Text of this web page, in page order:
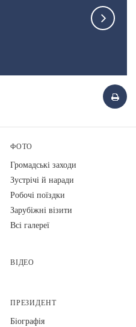
ФОТО
Громадські заходи
Зустрічі й наради
Робочі поїздки
Зарубіжні візити
Всі галереї
ВІДЕО
ПРЕЗИДЕНТ
Біографія